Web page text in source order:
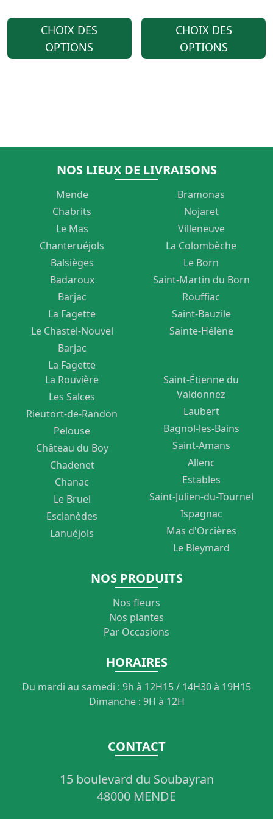
68,90 €
CHOIX DES
OPTIONS
CE
PRODUIT
A
OPTIONS
PEUVENT
CHOISIES
PAGE
PRODUIT
CHOIX DES
OPTIONS
NOS LIEUX DE LIVRAISONS
Mende
Chabrits
Le Mas
Chanteruéjols
Balsièges
Badaroux
Barjac
La Fagette
Le Chastel-Nouvel
Barjac
La Fagette
Bramonas
Nojaret
Villeneuve
La Colombèche
Le Born
Saint-Martin du Born
Rouffiac
Saint-Bauzile
Sainte-Hélène
La Rouvière
Les Salces
Rieutort-de-Randon
Pelouse
Château du Boy
Chadenet
Chanac
Le Bruel
Esclanèdes
Lanuéjols
Saint-Étienne du
Valdonnez
Laubert
Bagnol-les-Bains
Saint-Amans
Allenc
Estables
Saint-Julien-du-Tournel
Ispagnac
Mas d'Orcières
Le Bleymard
NOS PRODUITS
Nos fleurs
Nos plantes
Par Occasions
HORAIRES
Du mardi au samedi : 9h à 12H15 / 14H30 à 19H15
Dimanche : 9H à 12H
CONTACT
15 boulevard du Soubayran
48000 MENDE